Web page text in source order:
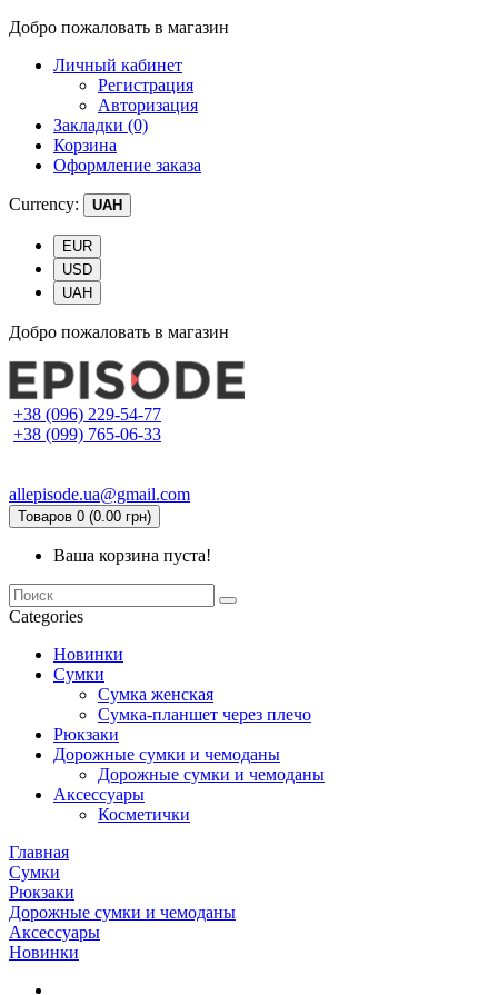
Добро пожаловать в магазин
Личный кабинет
Регистрация
Авторизация
Закладки (0)
Корзина
Оформление заказа
Currency: UAH
EUR
USD
UAH
Добро пожаловать в магазин
+38 (096) 229-54-77
+38 (099) 765-06-33
allepisode.ua@gmail.com
Товаров 0 (0.00 грн)
Ваша корзина пуста!
Categories
Новинки
Сумки
Сумка женская
Сумка-планшет через плечо
Рюкзаки
Дорожные сумки и чемоданы
Дорожные сумки и чемоданы
Аксессуары
Косметички
Главная
Сумки
Рюкзаки
Дорожные сумки и чемоданы
Аксессуары
Новинки